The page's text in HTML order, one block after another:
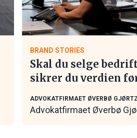
BRAND STORIES
Skal du selge
sikrer du verdien
ADVOKATFIRMAET ØVERBØ GJØRTZ
Advokatfirmaet Øverbø